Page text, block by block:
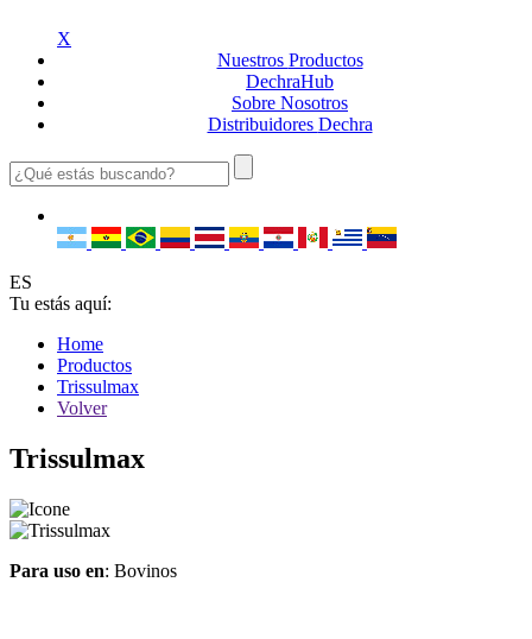
X
Nuestros Productos
DechraHub
Sobre Nosotros
Distribuidores Dechra
ES
Tu estás aquí:
Home
Productos
Trissulmax
Volver
Trissulmax
Para uso en: Bovinos